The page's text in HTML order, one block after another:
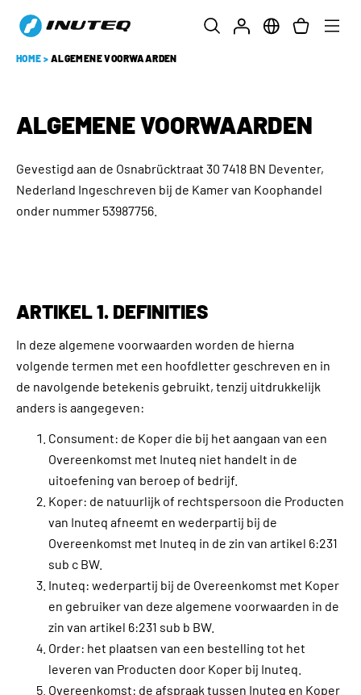
HOME > ALGEMENE VOORWAARDEN
ALGEMENE VOORWAARDEN
Gevestigd aan de Osnabrücktraat 30 7418 BN Deventer,
Nederland Ingeschreven bij de Kamer van Koophandel
onder nummer 53987756.
ARTIKEL 1. DEFINITIES
In deze algemene voorwaarden worden de hierna
volgende termen met een hoofdletter geschreven en in
de navolgende betekenis gebruikt, tenzij uitdrukkelijk
anders is aangegeven:
Consument: de Koper die bij het aangaan van een
Overeenkomst met Inuteq niet handelt in de
uitoefening van beroep of bedrijf.
Koper: de natuurlijk of rechtspersoon die Producten
van Inuteq afneemt en wederpartij bij de
Overeenkomst met Inuteq in de zin van artikel 6:231
sub c BW.
Inuteq: wederpartij bij de Overeenkomst met Koper
en gebruiker van deze algemene voorwaarden in de
zin van artikel 6:231 sub b BW.
Order: het plaatsen van een bestelling tot het
leveren van Producten door Koper bij Inuteq.
Overeenkomst: de afspraak tussen Inuteq en Koper